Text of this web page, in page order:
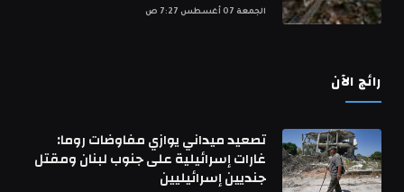
الجمعة 07 أغسطس 7:27 ص
رائج الآن
تصعيد ميداني يوازي مفاوضات روما:
غارات إسرائيلية على جنوب لبنان ومقتل
جنديين إسرائيليين